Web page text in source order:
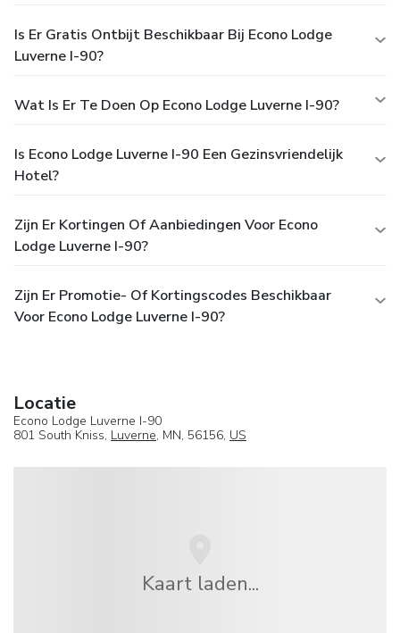
Is Er Gratis Ontbijt Beschikbaar Bij Econo Lodge
Luverne I-90?
Wat Is Er Te Doen Op Econo Lodge Luverne I-90?
Is Econo Lodge Luverne I-90 Een Gezinsvriendelijk
Hotel?
Zijn Er Kortingen Of Aanbiedingen Voor Econo
Lodge Luverne I-90?
Zijn Er Promotie- Of Kortingscodes Beschikbaar
Voor Econo Lodge Luverne I-90?
Locatie
Econo Lodge Luverne I-90
801 South Kniss, Luverne, MN, 56156, US
Kaart laden...